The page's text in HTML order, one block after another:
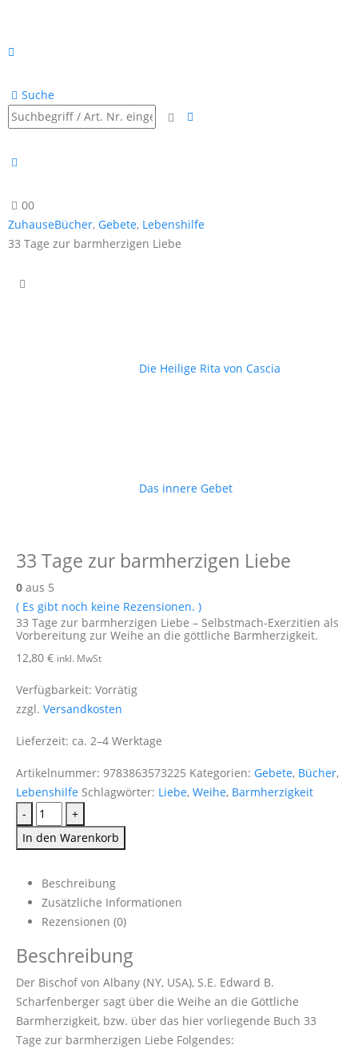
Suche
00
ZuhauseBücher, Gebete, Lebenshilfe
33 Tage zur barmherzigen Liebe
Die Heilige Rita von Cascia
Das innere Gebet
33 Tage zur barmherzigen Liebe
0 aus 5
( Es gibt noch keine Rezensionen. )
33 Tage zur barmherzigen Liebe – Selbstmach-Exerzitien als
Vorbereitung zur Weihe an die göttliche Barmherzigkeit.
12,80 € inkl. MwSt
Verfügbarkeit: Vorrätig
zzgl. Versandkosten
Lieferzeit: ca. 2–4 Werktage
Artikelnummer: 9783863573225 Kategorien: Gebete, Bücher,
Lebenshilfe Schlagwörter: Liebe, Weihe, Barmherzigkeit
-
+
In den Warenkorb
Beschreibung
Zusätzliche Informationen
Rezensionen (0)
Beschreibung
Der Bischof von Albany (NY, USA), S.E. Edward B.
Scharfenberger sagt über die Weihe an die Göttliche
Barmherzigkeit, bzw. über das hier vorliegende Buch 33
Tage zur barmherzigen Liebe Folgendes: